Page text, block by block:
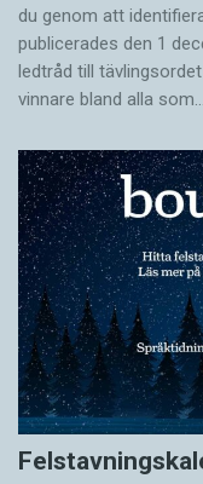
du genom att
publicerades den 1
ledtråd till
vinnare bland alla som…